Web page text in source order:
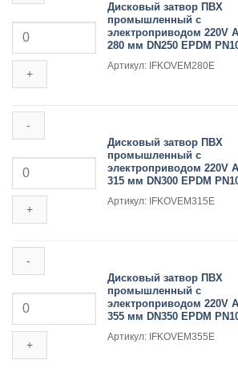
225
мм
DN200
EPDM
PN10
IPS
Количество
товара
Дисковый
затвор
ПВХ
электроприводом
280
мм
DN250
EPDM
PN10
IPS
Дисковый затвор ПВХ
промышленный с
электроприводом 220V
280 мм DN250 EPDM
Артикул: IFKOVEM280E
Количество
товара
Дисковый
затвор
ПВХ
электроприводом
315
мм
DN300
EPDM
PN10
IPS
Дисковый затвор ПВХ
промышленный с
электроприводом 220V
315 мм DN300 EPDM
Артикул: IFKOVEM315E
Количество
товара
Дисковый
затвор
ПВХ
Дисковый затвор ПВХ
промышленный с
электроприводом 220V
355 мм DN350 EPDM
Артикул: IFKOVEM355E